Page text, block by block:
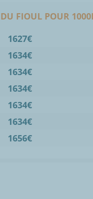
FIOUL POUR
1627€
1634€
1634€
1634€
1634€
1634€
1656€